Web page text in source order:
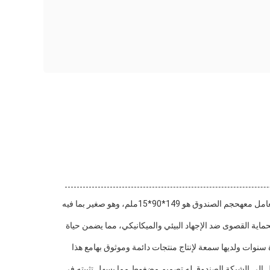
صندوق توزيع الألياف البصرية مصنوع من مواد عالية الجودة وله لون أبيض ناعم يندمج بشكل جيد مع أي لون جدارمما يجعله خفيف الوزن وسهل التعامل معهحجم الصندوق هو 149*90*15ملم، وهو صغير بما فيه
القصوى ضد الإجهاد البيئي والميكانيكي، مما يضمن حياة
ولديها سمعة لإنتاج منتجات دائمة وموثوق بهامع هذا